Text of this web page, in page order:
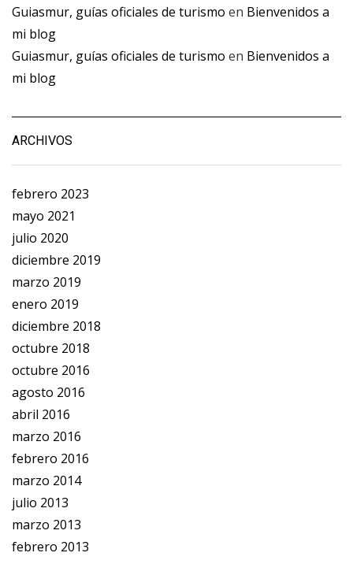
Guiasmur, guías oficiales de turismo en Bienvenidos a
mi blog
Guiasmur, guías oficiales de turismo en Bienvenidos a
mi blog
ARCHIVOS
febrero 2023
mayo 2021
julio 2020
diciembre 2019
marzo 2019
enero 2019
diciembre 2018
octubre 2018
octubre 2016
agosto 2016
abril 2016
marzo 2016
febrero 2016
marzo 2014
julio 2013
marzo 2013
febrero 2013